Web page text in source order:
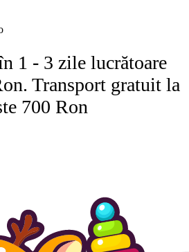
1 - 3 zile lucrătoare
Transport gratuit la
700 Ron